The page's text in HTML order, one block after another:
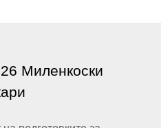
Миленкоски